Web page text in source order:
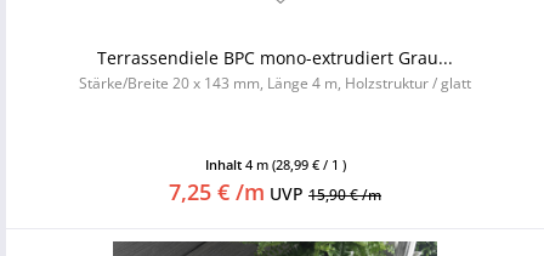
Terrassendiele BPC mono-extrudiert Grau...
Stärke/Breite 20 x 143 mm, Länge 4 m, Holzstruktur / glatt
Inhalt 4 m (28,99 € / 1 )
7,25 € /m UVP 15,90 € /m